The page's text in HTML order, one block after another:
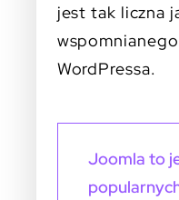
jest tak liczna
WordPressa.
Joomla to